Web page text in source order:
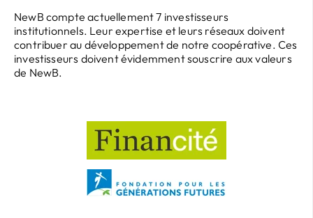
NewB compte actuellement 7 investisseurs
institutionnels. Leur expertise et leurs réseaux doivent
contribuer au développement de notre coopérative. Ces
investisseurs doivent évidemment souscrire aux valeurs
de NewB.